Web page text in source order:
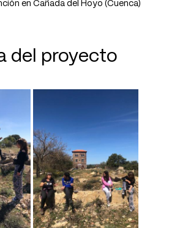
en Cañada del Hoyo (Cuenca)
del proyecto